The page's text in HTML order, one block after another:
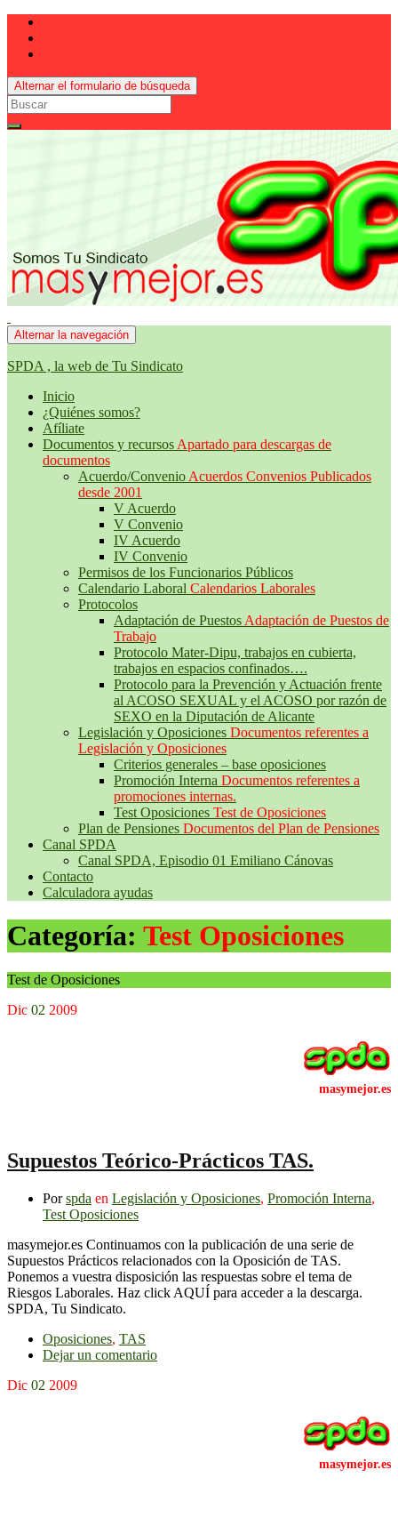
Alternar el formulario de búsqueda
Search
for:
Alternar la navegación
SPDA , la web de Tu Sindicato
Inicio
¿Quiénes somos?
Afíliate
Documentos y recursos Apartado para descargas de
documentos
Acuerdo/Convenio Acuerdos Convenios Publicados
desde 2001
V Acuerdo
V Convenio
IV Acuerdo
IV Convenio
Permisos de los Funcionarios Públicos
Calendario Laboral Calendarios Laborales
Protocolos
Adaptación de Puestos Adaptación de Puestos de
Trabajo
Protocolo Mater-Dipu, trabajos en cubierta,
trabajos en espacios confinados….
Protocolo para la Prevención y Actuación frente
al ACOSO SEXUAL y el ACOSO por razón de
SEXO en la Diputación de Alicante
Legislación y Oposiciones Documentos referentes a
Legislación y Oposiciones
Criterios generales – base oposiciones
Promoción Interna Documentos referentes a
promociones internas.
Test Oposiciones Test de Oposiciones
Plan de Pensiones Documentos del Plan de Pensiones
Canal SPDA
Canal SPDA, Episodio 01 Emiliano Cánovas
Contacto
Calculadora ayudas
Categoría: Test Oposiciones
Test de Oposiciones
Dic 02 2009
Supuestos Teórico-Prácticos TAS.
Porspda en Legislación y Oposiciones, Promoción Interna,
Test Oposiciones
masymejor.es Continuamos con la publicación de una serie de
Supuestos Prácticos relacionados con la Oposición de TAS.
Ponemos a vuestra disposición las respuestas sobre el tema de
Riesgos Laborales. Haz click AQUÍ para acceder a la descarga.
SPDA, Tu Sindicato.
Oposiciones, TAS
Dejar un comentario
Dic 02 2009